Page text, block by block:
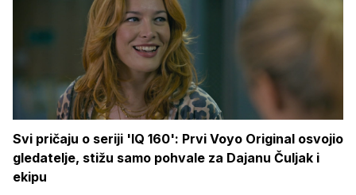
Svi pričaju o seriji 'IQ 160': Prvi Voyo Original osvojio
gledatelje, stižu samo pohvale za Dajanu Čuljak i
ekipu